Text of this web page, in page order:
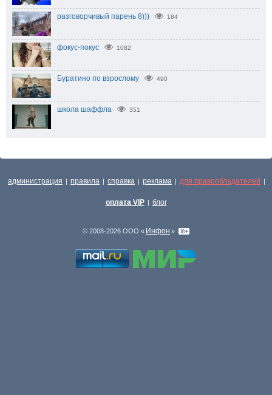
разговорчивый парень 8))) 184
фокус-покус 1082
Буратино по взрослому 490
школа шаффла 351
администрация | правила | справка | реклама | для правообладателей |
оплата VIP | блог
© 2008-2026 ООО « Инфон »